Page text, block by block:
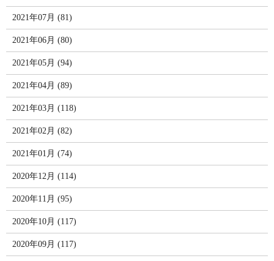
2021年07月 (81)
2021年06月 (80)
2021年05月 (94)
2021年04月 (89)
2021年03月 (118)
2021年02月 (82)
2021年01月 (74)
2020年12月 (114)
2020年11月 (95)
2020年10月 (117)
2020年09月 (117)